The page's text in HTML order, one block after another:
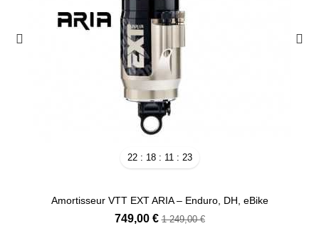
22 18 11 23
Amortisseur VTT EXT ARIA – Enduro, DH, eBike
749,00 €1 249,00 €